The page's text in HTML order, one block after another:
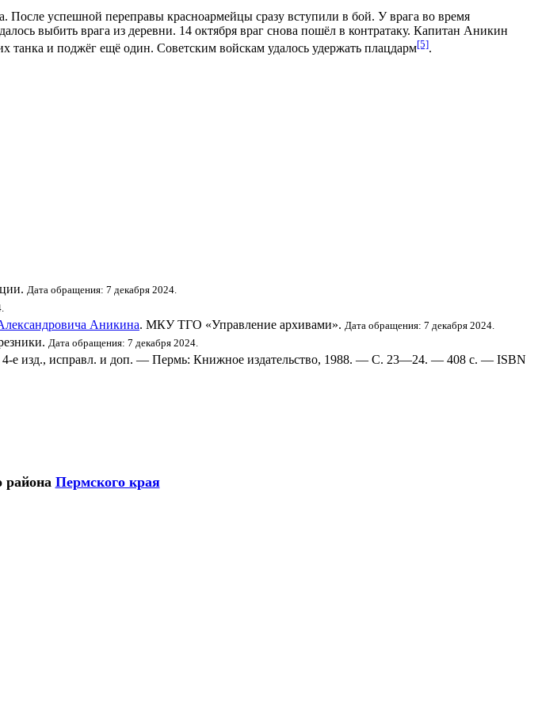
. После успешной переправы красноармейцы сразу вступили в бой. У врага во время
выбить врага из деревни. 14 октября враг снова пошёл в контратаку. Капитан Аникин
танка и поджёг ещё один. Советским войскам удалось удержать плацдарм[5].
Дата обращения: 7 декабря 2024.
Аникина. МКУ ТГО «Управление архивами». Дата обращения: 7 декабря 2024.
Дата обращения: 7 декабря 2024.
е изд., исправл. и доп. — Пермь: Книжное издательство, 1988. — С. 23—24. — 408 с. — ISBN
района Пермского края